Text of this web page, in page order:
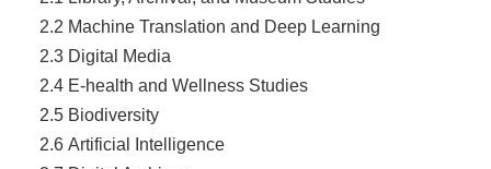
2.2 Machine Translation and Deep Learning
2.3 Digital Media
2.4 E-health and Wellness Studies
2.5 Biodiversity
2.6 Artificial Intelligence